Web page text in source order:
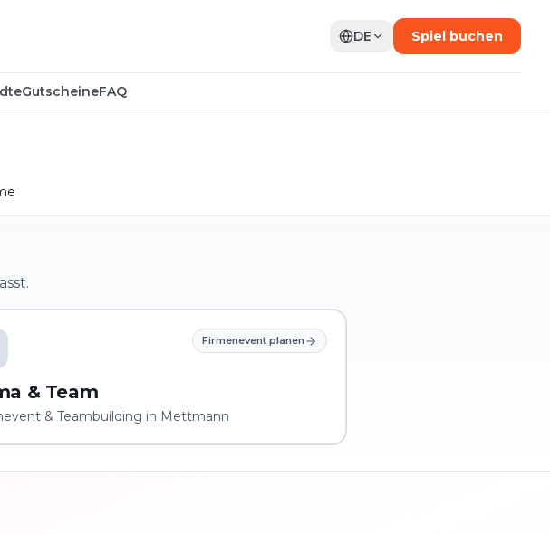
DE Spiel buchen
GutscheineFAQ
Firmenevent planen
& Team
& Teambuilding in Mettmann